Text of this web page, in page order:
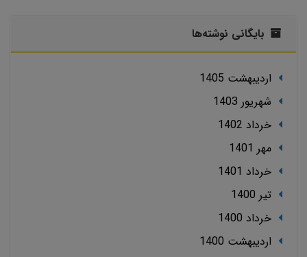
بایگانی نوشته‌ها
ارديبهشت 1405
شهریور 1403
خرداد 1402
مهر 1401
خرداد 1401
تير 1400
خرداد 1400
ارديبهشت 1400